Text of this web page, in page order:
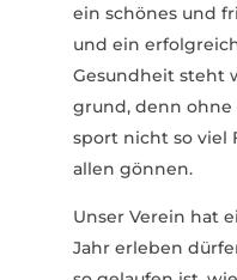
ein schönes und
und ein
Gesundheit steht
grund, denn ohne
sport nicht so viel
allen gönnen.
Unser Verein hat
Jahr erleben